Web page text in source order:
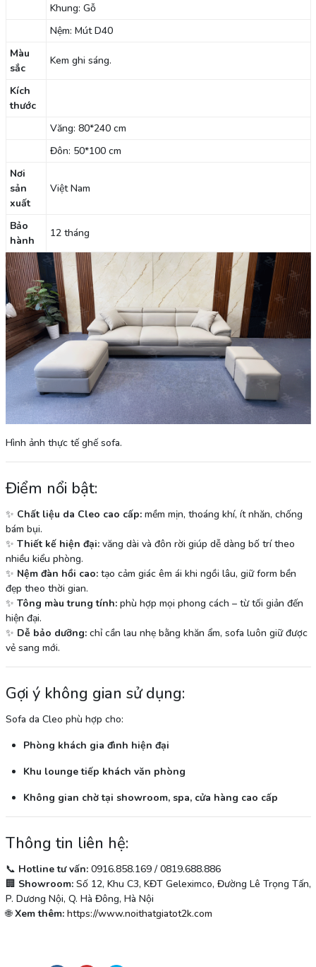
Khung: Gỗ
Nệm: Mút D40
Màu
sắc
Kem ghi sáng.
Kích
thước
Văng: 80*240 cm
Đôn: 50*100 cm
Nơi
sản
xuất
Việt Nam
Bảo
hành
12 tháng
Hình ảnh thực tế ghế sofa.
Điểm nổi bật:
✨ Chất liệu da Cleo cao cấp:mềm mịn, thoáng khí, ít nhăn, chống
bám bụi.
✨ Thiết kế hiện đại:văng dài và đôn rời giúp dễ dàng bố trí theo
nhiều kiểu phòng.
✨ Nệm đàn hồi cao:tạo cảm giác êm ái khi ngồi lâu, giữ form bền
đẹp theo thời gian.
✨ Tông màu trung tính:phù hợp mọi phong cách – từ tối giản đến
hiện đại.
✨ Dễ bảo dưỡng:chỉ cần lau nhẹ bằng khăn ẩm, sofa luôn giữ được
vẻ sang mới.
Gợi ý không gian sử dụng:
Sofa da Cleo phù hợp cho:
Phòng khách gia đình hiện đại
Khu lounge tiếp khách văn phòng
Không gian chờ tại showroom, spa, cửa hàng cao cấp
Thông tin liên hệ:
📞 Hotline tư vấn:0916.858.169 / 0819.688.886
🏢 Showroom:Số 12, Khu C3, KĐT Geleximco, Đường Lê Trọng Tấn,
P. Dương Nội, Q. Hà Đông, Hà Nội
🌐Xem thêm:https://www.noithatgiatot2k.com